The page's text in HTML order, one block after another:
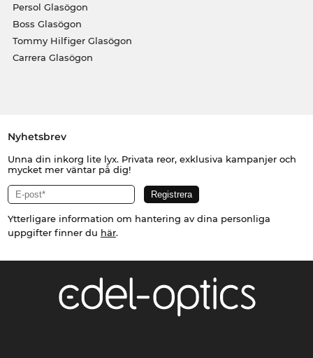
Persol Glasögon
Boss Glasögon
Tommy Hilfiger Glasögon
Carrera Glasögon
Nyhetsbrev
Unna din inkorg lite lyx. Privata reor, exklusiva kampanjer och
mycket mer väntar på dig!
Ytterligare information om hantering av dina personliga
uppgifter finner du här.